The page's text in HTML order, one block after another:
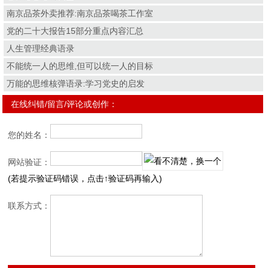
南京品茶外卖推荐:南京品茶喝茶工作室
党的二十大报告15部分重点内容汇总
人生管理经典语录
不能统一人的思维,但可以统一人的目标
万能的思维核弹语录:学习党史的启发
在线纠错/留言/评论或创作：
您的姓名：
网站验证：
(若提示验证码错误，点击↑验证码再输入)
联系方式：